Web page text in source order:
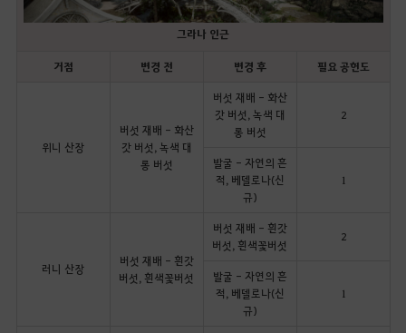
그라나 인근
거점 변경 전 변경 후 필요 공헌도
위니 산장
버섯 재배 - 화산
갓 버섯, 녹색 대
롱 버섯
버섯 재배 - 화산
갓 버섯, 녹색 대
롱 버섯
2
발굴 - 자연의 흔
적, 베델로나(신
규)
1
러니 산장
버섯 재배 - 흰갓
버섯, 흰색꽃버섯
버섯 재배 - 흰갓
버섯, 흰색꽃버섯
2
발굴 - 자연의 흔
적, 베델로나(신
규)
1